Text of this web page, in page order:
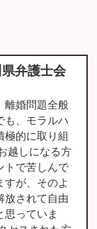
弁護士会
離婚問題全般
も、モラルハ
極的に取り組
越しになる方
トで苦しんで
すが、そのよ
放されて自由
思っていま